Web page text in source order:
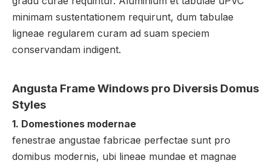
minimam sustentationem requirunt, dum tabulae
ligneae regularem curam ad suam speciem
conservandam indigent.
Angusta Frame Windows pro Diversis Domus
Styles
1. Domestiones modernae
fenestrae angustae fabricae perfectae sunt pro
domibus modernis, ubi lineae mundae et magnae